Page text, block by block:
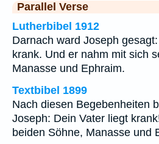
Parallel Verse
Lutherbibel 1912
Darnach ward Joseph
krank. Und er nahm mit sich
Manasse und Ephraim.
Textbibel 1899
Nach diesen Begebenheiten
Joseph: Dein Vater liegt
beiden Söhne, Manasse und